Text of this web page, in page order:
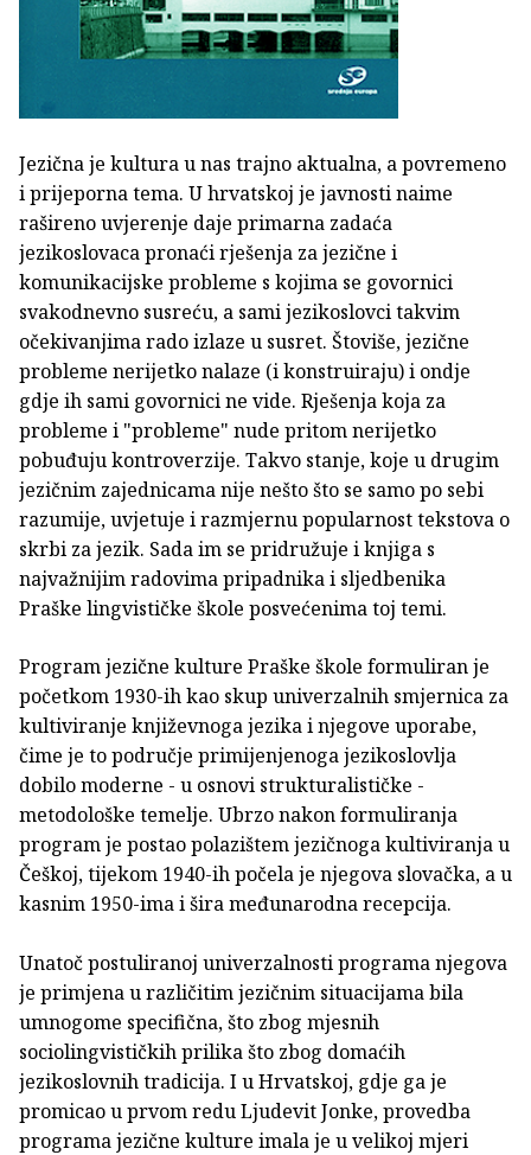
Jezična je kultura u nas trajno aktualna, a povremeno
i prijeporna tema. U hrvatskoj je javnosti naime
rašireno uvjerenje daje primarna zadaća
jezikoslovaca pronaći rješenja za jezične i
komunikacijske probleme s kojima se govornici
svakodnevno susreću, a sami jezikoslovci takvim
očekivanjima rado izlaze u susret. Štoviše, jezične
probleme nerijetko nalaze (i konstruiraju) i ondje
gdje ih sami govornici ne vide. Rješenja koja za
probleme i "probleme" nude pritom nerijetko
pobuđuju kontroverzije. Takvo stanje, koje u drugim
jezičnim zajednicama nije nešto što se samo po sebi
razumije, uvjetuje i razmjernu popularnost tekstova o
skrbi za jezik. Sada im se pridružuje i knjiga s
najvažnijim radovima pripadnika i sljedbenika
Praške lingvističke škole posvećenima toj temi.
Program jezične kulture Praške škole formuliran je
početkom 1930-ih kao skup univerzalnih smjernica za
kultiviranje književnoga jezika i njegove uporabe,
čime je to područje primijenjenoga jezikoslovlja
dobilo moderne - u osnovi strukturalističke -
metodološke temelje. Ubrzo nakon formuliranja
program je postao polazištem jezičnoga kultiviranja u
Češkoj, tijekom 1940-ih počela je njegova slovačka, a u
kasnim 1950-ima i šira međunarodna recepcija.
Unatoč postuliranoj univerzalnosti programa njegova
je primjena u različitim jezičnim situacijama bila
umnogome specifična, što zbog mjesnih
sociolingvističkih prilika što zbog domaćih
jezikoslovnih tradicija. I u Hrvatskoj, gdje ga je
promicao u prvom redu Ljudevit Jonke, provedba
programa jezične kulture imala je u velikoj mjeri